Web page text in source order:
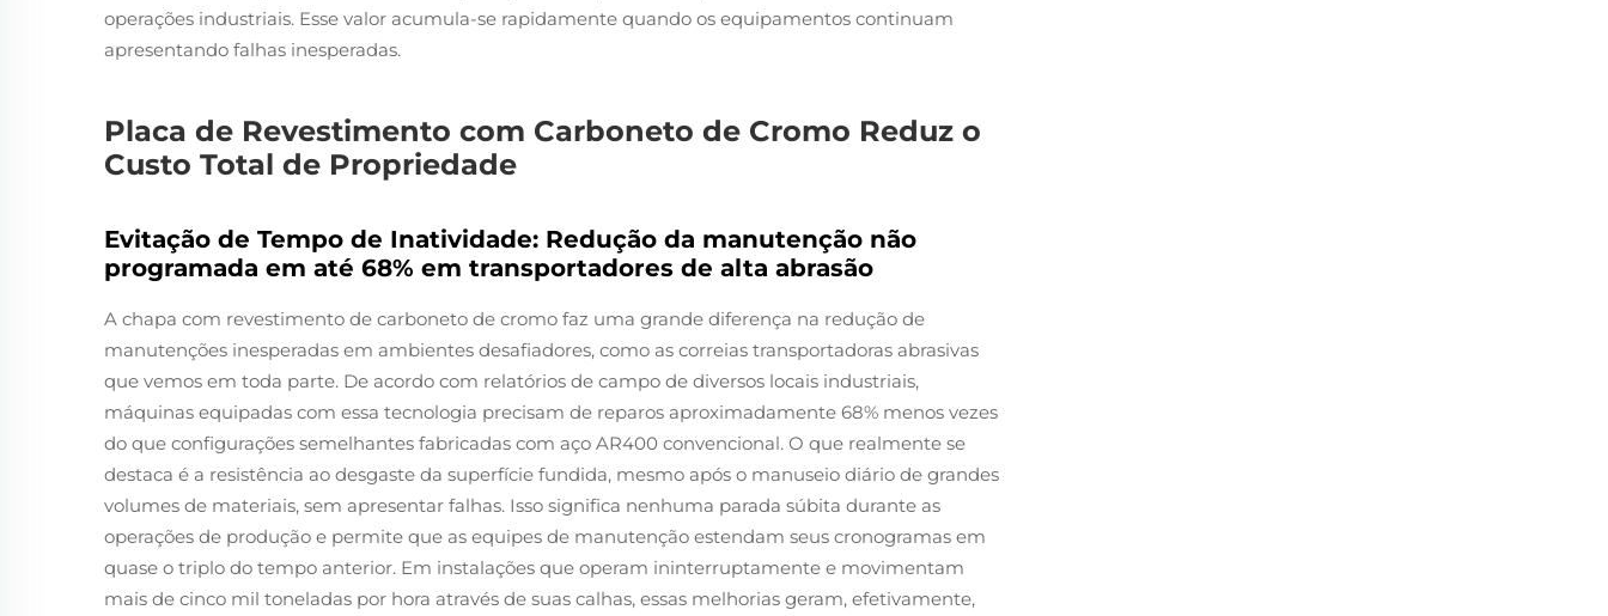
operações industriais. Esse valor acumula-se rapidamente quando os equipamentos continuam
apresentando falhas inesperadas.
Placa de Revestimento com Carboneto de Cromo Reduz o
Custo Total de Propriedade
Evitação de Tempo de Inatividade: Redução da manutenção não
programada em até 68% em transportadores de alta abrasão
A chapa com revestimento de carboneto de cromo faz uma grande diferença na redução de
manutenções inesperadas em ambientes desafiadores, como as correias transportadoras abrasivas
que vemos em toda parte. De acordo com relatórios de campo de diversos locais industriais,
máquinas equipadas com essa tecnologia precisam de reparos aproximadamente 68% menos vezes
do que configurações semelhantes fabricadas com aço AR400 convencional. O que realmente se
destaca é a resistência ao desgaste da superfície fundida, mesmo após o manuseio diário de grandes
volumes de materiais, sem apresentar falhas. Isso significa nenhuma parada súbita durante as
operações de produção e permite que as equipes de manutenção estendam seus cronogramas em
quase o triplo do tempo anterior. Em instalações que operam ininterruptamente e movimentam
mais de cinco mil toneladas por hora através de suas calhas, essas melhorias geram, efetivamente,